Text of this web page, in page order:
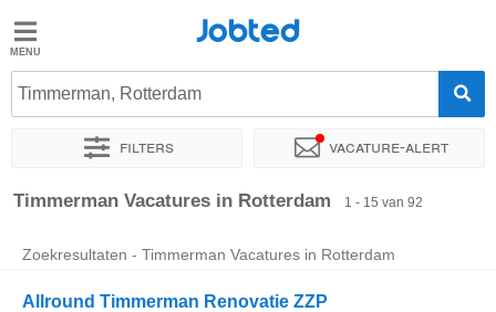
Jobted
Vacatures
Salarissen
Jobted
Timmerman, Rotterdam
Filters Vacature-alert
Sorteer op Exacte locatie Bedrijf Uitzendbureau
Timmerman Vacatures in Rotterdam 1 - 15 van 92
Zoekresultaten - Timmerman Vacatures in Rotterdam
Allround Timmerman Renovatie ZZP